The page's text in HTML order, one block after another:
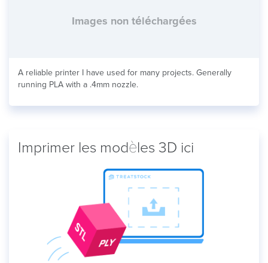
Images non téléchargées
A reliable printer I have used for many projects. Generally
running PLA with a .4mm nozzle.
Imprimer les modèles 3D ici